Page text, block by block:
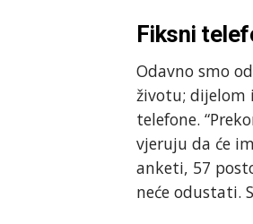
Fiksni
Odavno smo
životu; dijelom
telefone.
vjeruju da će
anketi, 57
neće odustati.